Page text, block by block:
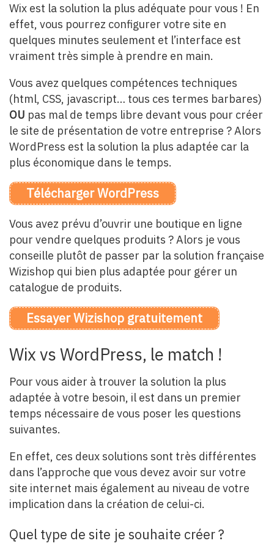
Wix est la solution la plus adéquate pour vous ! En
effet, vous pourrez configurer votre site en
quelques minutes seulement et l’interface est
vraiment très simple à prendre en main.
Vous avez quelques compétences techniques
(html, CSS, javascript… tous ces termes barbares)
OU pas mal de temps libre devant vous pour créer
le site de présentation de votre entreprise ? Alors
WordPress est la solution la plus adaptée car la
plus économique dans le temps.
Télécharger WordPress
Vous avez prévu d’ouvrir une boutique en ligne
pour vendre quelques produits ? Alors je vous
conseille plutôt de passer par la solution française
Wizishop qui bien plus adaptée pour gérer un
catalogue de produits.
Essayer Wizishop gratuitement
Wix vs WordPress, le match !
Pour vous aider à trouver la solution la plus
adaptée à votre besoin, il est dans un premier
temps nécessaire de vous poser les questions
suivantes.
En effet, ces deux solutions sont très différentes
dans l’approche que vous devez avoir sur votre
site internet mais également au niveau de votre
implication dans la création de celui-ci.
Quel type de site je souhaite créer ?